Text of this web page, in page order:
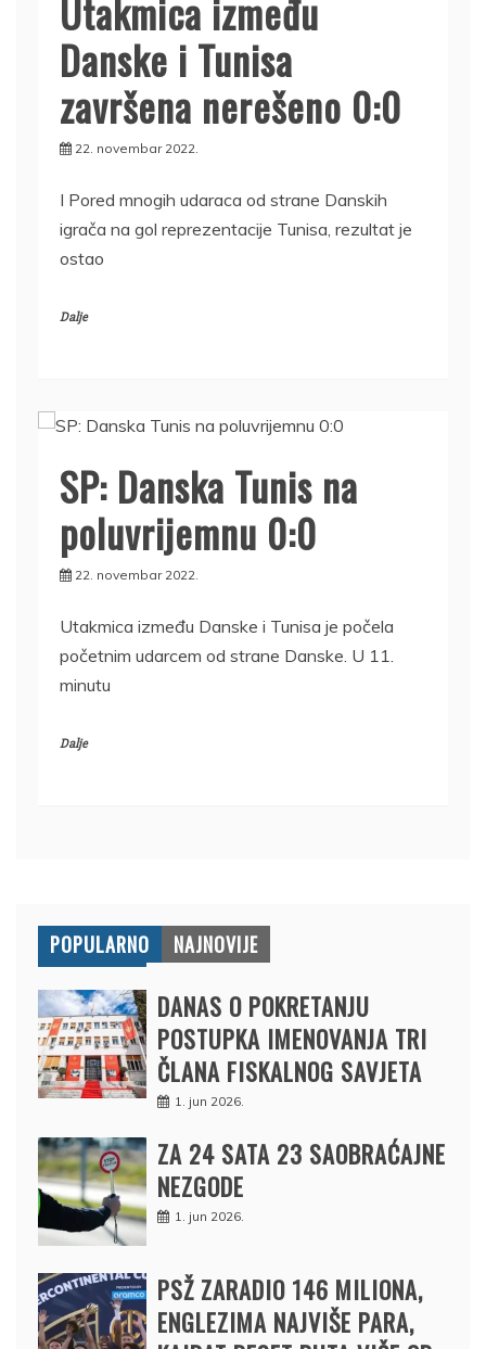
Utakmica između
Danske i Tunisa
završena nerešeno 0:0
22. novembar 2022.
I Pored mnogih udaraca od strane Danskih
igrača na gol reprezentacije Tunisa, rezultat je
ostao
Dalje
SP: Danska Tunis na
poluvrijemnu 0:0
22. novembar 2022.
Utakmica između Danske i Tunisa je počela
početnim udarcem od strane Danske. U 11.
minutu
Dalje
POPULARNO NAJNOVIJE
DANAS O POKRETANJU
POSTUPKA IMENOVANJA TRI
ČLANA FISKALNOG SAVJETA
1. jun 2026.
ZA 24 SATA 23 SAOBRAĆAJNE
NEZGODE
1. jun 2026.
PSŽ ZARADIO 146 MILIONA,
ENGLEZIMA NAJVIŠE PARA,